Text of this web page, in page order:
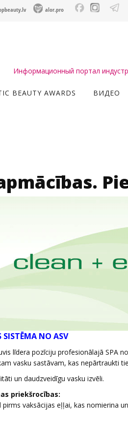
alor.pro
Информационный портал
BEAUTY AWARDS ВИДЕО
SISTĒMA NO ASV
līdera pozīciju profesionālajā SPA
vasku sastāvam, kas nepārtraukti
un daudzveidīgu vasku izvēli.
priekšrocības:
vaksācijas eļļai, kas nomierina